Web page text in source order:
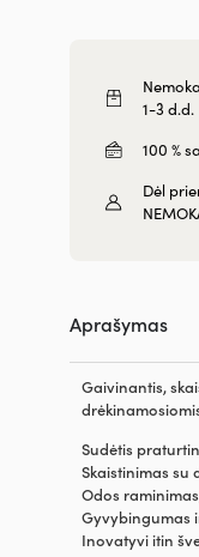
1-3 d.d.
100 %
Dėl
Aprašymas
Gaivinantis,
Sudėtis
Skaistinimas su
Odos
Gyvybingumas
Inovatyvi itin